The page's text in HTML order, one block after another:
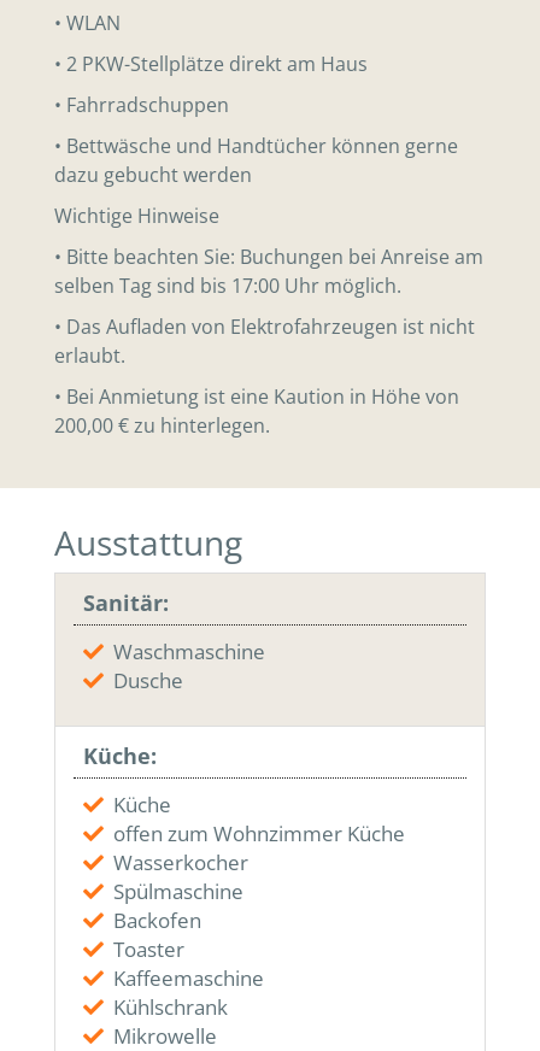
• WLAN
• 2 PKW-Stellplätze direkt am Haus
• Fahrradschuppen
• Bettwäsche und Handtücher können gerne
dazu gebucht werden
Wichtige Hinweise
• Bitte beachten Sie: Buchungen bei Anreise am
selben Tag sind bis 17:00 Uhr möglich.
• Das Aufladen von Elektrofahrzeugen ist nicht
erlaubt.
• Bei Anmietung ist eine Kaution in Höhe von
200,00 € zu hinterlegen.
Ausstattung
Sanitär:
Waschmaschine
Dusche
Küche:
Küche
offen zum Wohnzimmer Küche
Wasserkocher
Spülmaschine
Backofen
Toaster
Kaffeemaschine
Kühlschrank
Mikrowelle